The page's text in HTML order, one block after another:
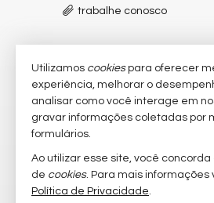
trabalhe conosco
VEJA MAIS
receba nosso newsletter
imóveis favoritos
mapa de imóveis
Utilizamos cookiespara oferecer
experiência, melhorar o
analisar como você interage em
gravar informações coletadas por
formulários.
Ao utilizar esse site, você concorda
de cookies. Para mais informações
Política de Privacidade.